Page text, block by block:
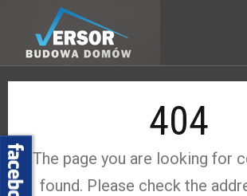
404
The page you are looking for
found. Please check the